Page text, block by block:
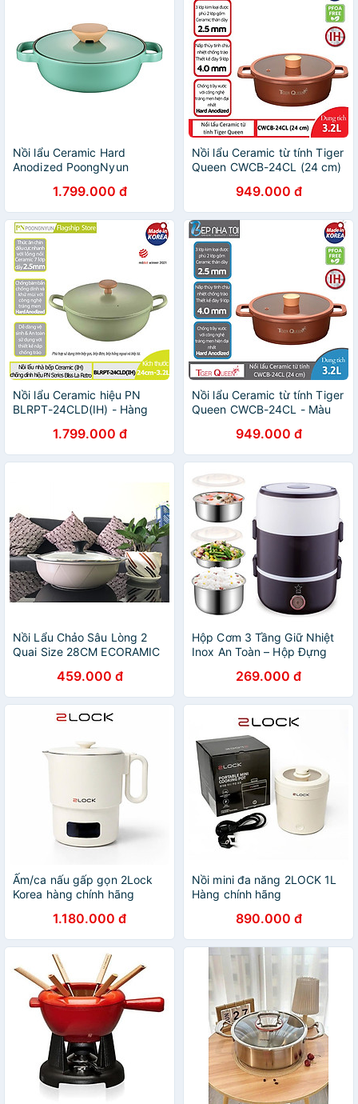
Nồi lẩu Ceramic Hard
Anodized PoongNyun
1.799.000 đ
Nồi lẩu Ceramic từ tính Tiger
Queen CWCB-24CL (24 cm)
- 3.2L] - Chính hãng
949.000 đ
Nồi lẩu Ceramic hiệu PN
BLRPT-24CLD(IH) - Hàng
1.799.000 đ
Nồi lẩu Ceramic từ tính Tiger
Queen CWCB-24CL - Màu
- Chính hãng949.000 đ
Nồi Lẩu Chảo Sâu Lòng 2
Quai Size 28CM ECORAMIC
459.000 đ
Hộp Cơm 3 Tầng Giữ Nhiệt
Inox An Toàn – Hộp Đựng
Cấp Văn Phòng Đựng Thức
Ăn Chính Hãng
269.000 đ
Ấm/ca nấu gấp gọn 2Lock
Korea hàng chính hãng
1.180.000 đ
Nồi mini đa năng 2LOCK 1L
Hàng chính hãng
890.000 đ